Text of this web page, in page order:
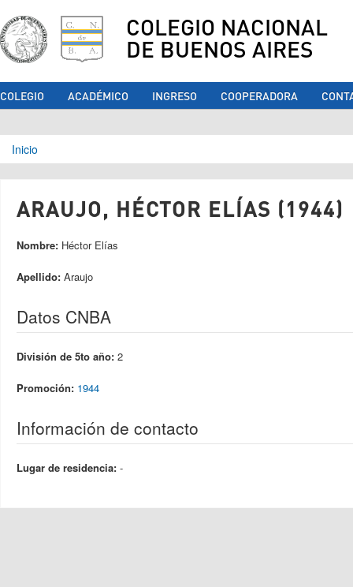
COLEGIO NACIONAL
DE BUENOS AIRES
COLEGIO ACADÉMICO INGRESO COOPERADORA
Se encuentra usted aquí
Inicio
ARAUJO, HÉCTOR ELÍAS (1944)
Nombre: Héctor Elías
Apellido: Araujo
Datos CNBA
División de 5to año: 2
Promoción: 1944
Información de contacto
Lugar de residencia: -